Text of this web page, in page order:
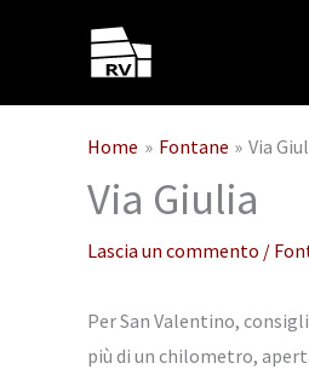
Home Fontane Via
Via Giulia
Lascia un commento /
Per San Valentino,
più di un chilometro,